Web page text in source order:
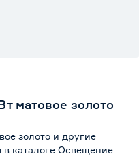
матовое золото
золото и другие
в каталоге Освещение